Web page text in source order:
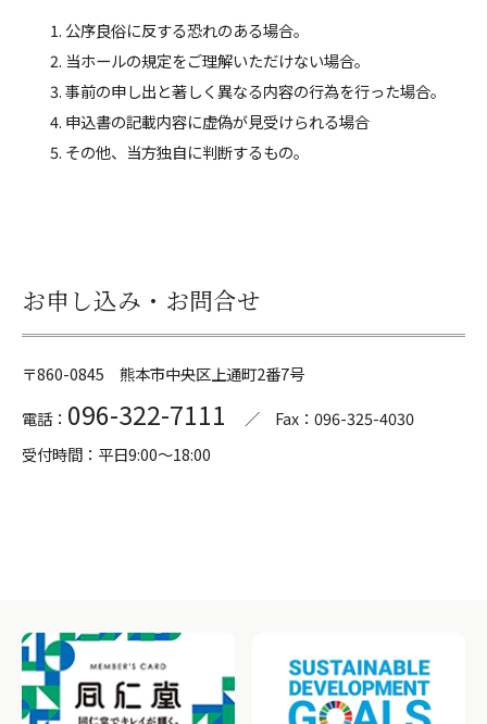
公序良俗に反する恐れのある場合。
当ホールの規定をご理解いただけない場合。
事前の申し出と著しく異なる内容の行為を行った場合。
申込書の記載内容に虚偽が見受けられる場合
その他、当方独自に判断するもの。
お申し込み・お問合せ
〒860-0845 熊本市中央区上通町2番7号
電話： 096-322-7111 ／ Fax：096-325-4030
受付時間：平日9:00～18:00